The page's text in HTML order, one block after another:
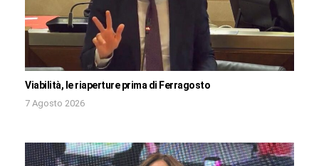
Viabilità, le riaperture prima di Ferragosto
7 Agosto 2026